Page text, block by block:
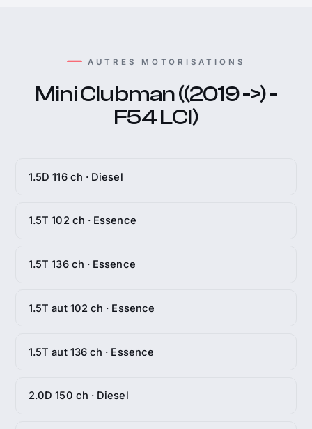
AUTRES MOTORISATIONS
Mini Clubman ((2019 ->) -
F54 LCI)
1.5D 116 ch · Diesel
1.5T 102 ch · Essence
1.5T 136 ch · Essence
1.5T aut 102 ch · Essence
1.5T aut 136 ch · Essence
2.0D 150 ch · Diesel